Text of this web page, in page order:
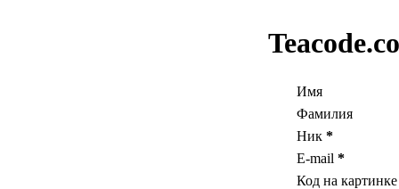
Имя
Фамилия
Ник *
E-mail *
Код на